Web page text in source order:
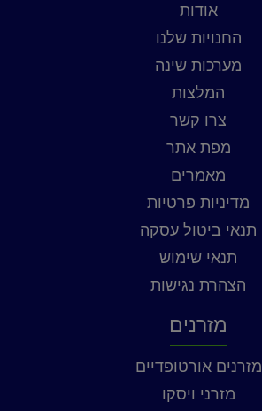
אודות
החנויות שלנו
מערכות שינה
המלצות
צרו קשר
מפת אתר
מאמרים
מדיניות פרטיות
תנאי ביטול עסקה
תנאי שימוש
הצהרת נגישות
מזרנים
מזרנים אורטופדיים
מזרני ויסקו